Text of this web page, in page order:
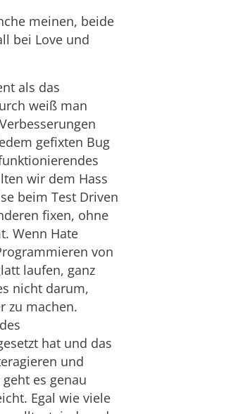
meinen, beide
bei Love und
als das
weiß man
gefixten Bug
wir dem Hass
beim Test Driven
fixen, ohne
Wenn Hate
von
laufen, ganz
nicht darum,
zu machen.
hat und das
und
es genau
Egal wie viele